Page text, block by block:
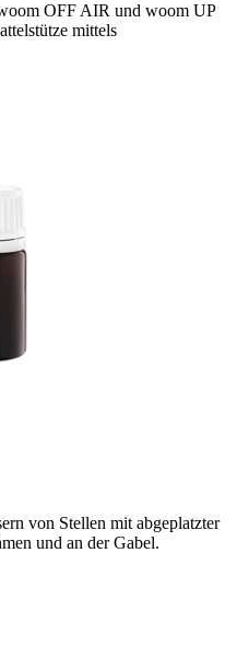
OFF AIR und woom UP
mittels
von Stellen mit abgeplatzter
und an der Gabel.